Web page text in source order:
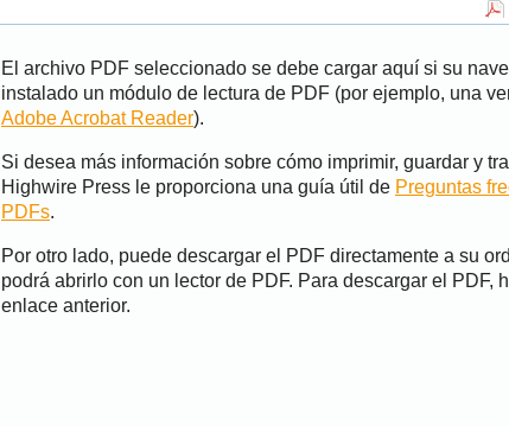
El archivo PDF seleccionado se debe cargar aquí si su
instalado un módulo de lectura de PDF (por ejemplo, una
Adobe Acrobat Reader).
Si desea más información sobre cómo imprimir, guardar y
Highwire Press le proporciona una guía útil de Preguntas
PDFs.
Por otro lado, puede descargar el PDF directamente a su
podrá abrirlo con un lector de PDF. Para descargar el PDF,
enlace anterior.